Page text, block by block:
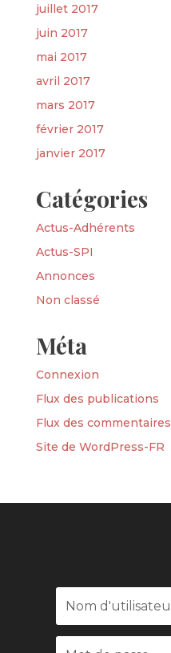
juillet 2017
juin 2017
mai 2017
avril 2017
mars 2017
février 2017
janvier 2017
Catégories
Actus-Adhérents
Actus-SPI
Annonces
Non classé
Méta
Connexion
Flux des publications
Flux des commentaires
Site de WordPress-FR